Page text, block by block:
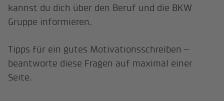
kannst du dich über den Beruf und die BKW
Gruppe informieren.
Tipps für ein gutes Motivationsschreiben –
beantworte diese Fragen auf maximal einer
Seite.